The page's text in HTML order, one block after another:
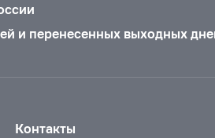
и перенесенных выходных
Контакты